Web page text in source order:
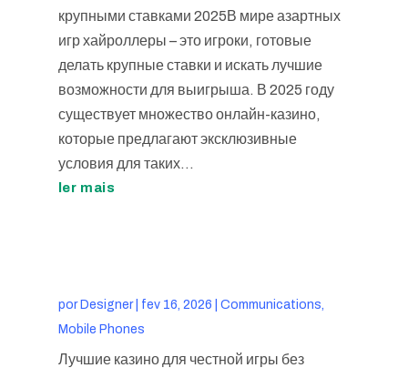
крупными ставками 2025В мире азартных
игр хайроллеры – это игроки, готовые
делать крупные ставки и искать лучшие
возможности для выигрыша. В 2025 году
существует множество онлайн-казино,
которые предлагают эксклюзивные
условия для таких...
ler mais
por Designer| fev 16, 2026
Communications,
Mobile Phones
Лучшие казино для честной игры без